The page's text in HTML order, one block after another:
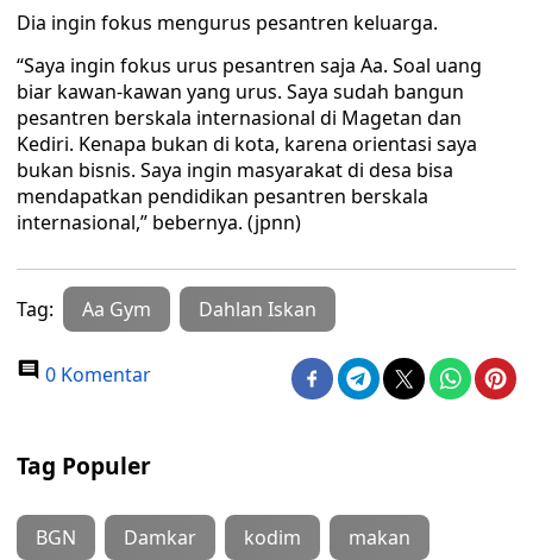
Dia ingin fokus mengurus pesantren keluarga.
“Saya ingin fokus urus pesantren saja Aa. Soal uang
biar kawan-kawan yang urus. Saya sudah bangun
pesantren berskala internasional di Magetan dan
Kediri. Kenapa bukan di kota, karena orientasi saya
bukan bisnis. Saya ingin masyarakat di desa bisa
mendapatkan pendidikan pesantren berskala
internasional,” bebernya. (jpnn)
Tag: Aa Gym Dahlan Iskan
0 Komentar
Tag Populer
BGN Damkar kodim makan